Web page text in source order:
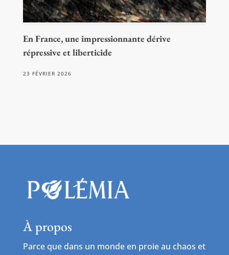
En France, une impressionnante dérive
répressive et liberticide
23 FÉVRIER 2026
À propos
Parce que dans un monde en proie au chaos et